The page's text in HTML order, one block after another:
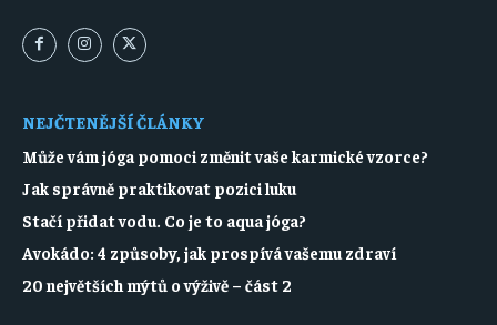
NEJČTENĚJŠÍ ČLÁNKY
Může vám jóga pomoci změnit vaše karmické vzorce?
Jak správně praktikovat pozici luku
Stačí přidat vodu. Co je to aqua jóga?
Avokádo: 4 způsoby, jak prospívá vašemu zdraví
20 největších mýtů o výživě – část 2